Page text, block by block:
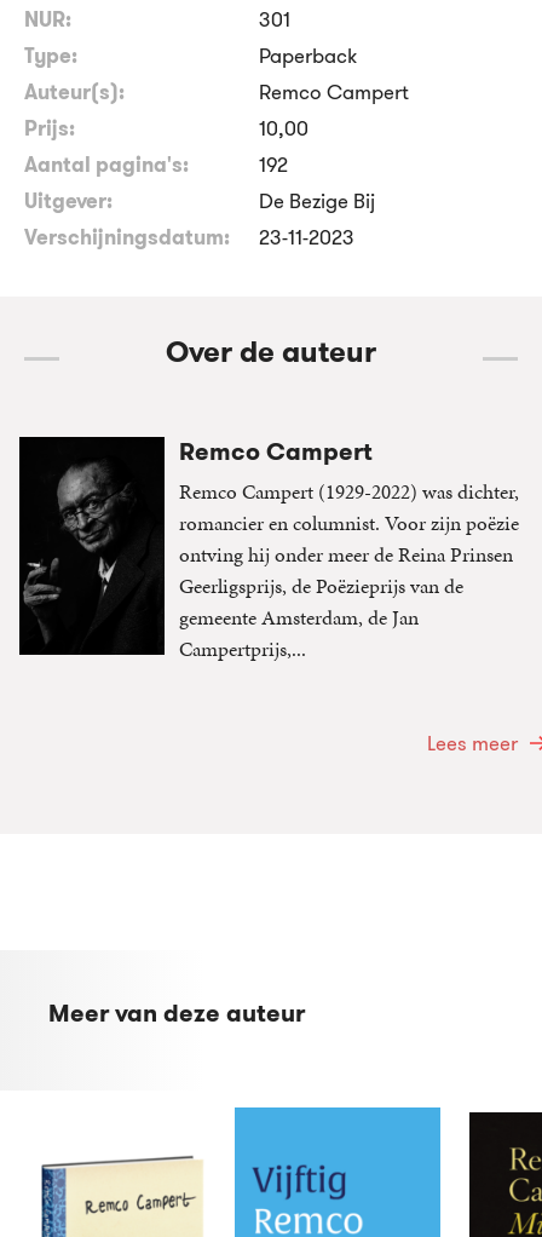
NUR:
301
Type:
Paperback
Auteur(s):
Remco Campert
Prijs:
10,00
Aantal pagina's:
192
Uitgever:
De Bezige Bij
Verschijningsdatum:
23-11-2023
Over de auteur
Remco Campert
Remco Campert (1929-2022) was dichter,
romancier en columnist. Voor zijn poëzie
ontving hij onder meer de Reina Prinsen
Geerligsprijs, de Poëzieprijs van de
gemeente Amsterdam, de Jan
Campertprijs,...
Lees meer
Meer van deze auteur